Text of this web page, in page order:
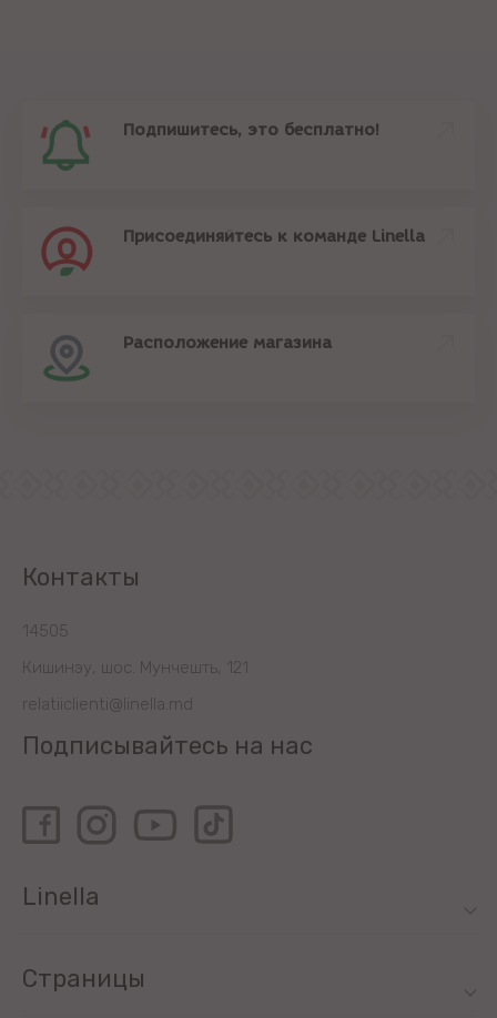
Подпишитесь, это бесплатно!
Присоединяйтесь к команде Linella
Расположение магазина
Контакты
14505
Кишинэу, шос. Мунчешть, 121
relatiiclienti@linella.md
Подписывайтесь на нас
Linella
Страницы